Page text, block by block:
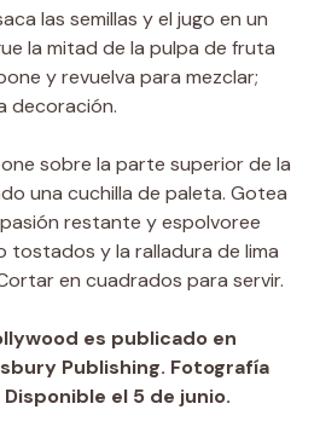
las semillas y el jugo en un
la mitad de la pulpa de fruta
y revuelva para mezclar;
decoración.
sobre la parte superior de la
una cuchilla de paleta. Gotea
restante y espolvoree
y la ralladura de lima
en cuadrados para servir.
es publicado en
Publishing. Fotografía
el 5 de junio.